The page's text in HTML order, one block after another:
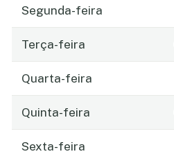
Segunda-feira
Terça-feira
Quarta-feira
Quinta-feira
Sexta-feira